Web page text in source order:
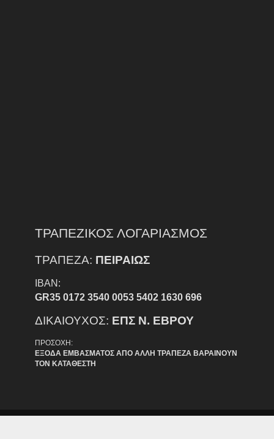
ΤΡΑΠΕΖΙΚΟΣ ΛΟΓΑΡΙΑΣΜΟΣ
ΤΡΑΠΕΖΑ: ΠΕΙΡΑΙΩΣ
IBAN:
GR35 0172 3540 0053 5402 1630 696
ΔΙΚΑΙΟΥΧΟΣ: ΕΠΣ Ν. ΕΒΡΟΥ
ΠΡΟΣΟΧΗ:
ΕΞΟΔΑ ΕΜΒΑΣΜΑΤΟΣ ΑΠΟ ΑΛΛΗ ΤΡΑΠΕΖΑ ΒΑΡΑΙΝΟΥΝ
ΤΟΝ ΚΑΤΑΘΕΣΤΗ